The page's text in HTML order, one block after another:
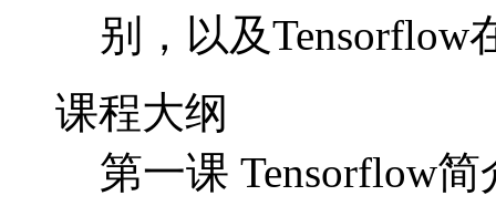
别，以及Tensorflow
课程大纲
第一课 Tensorflow